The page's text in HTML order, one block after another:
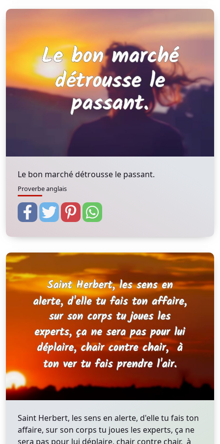
Le bon marché détrousse le passant.
Proverbe anglais
Saint Herbert, les sens en alerte, d'elle tu fais ton
affaire, sur son corps tu joues les experts, ça ne
sera pas pour lui déplaire, chair contre chair, à